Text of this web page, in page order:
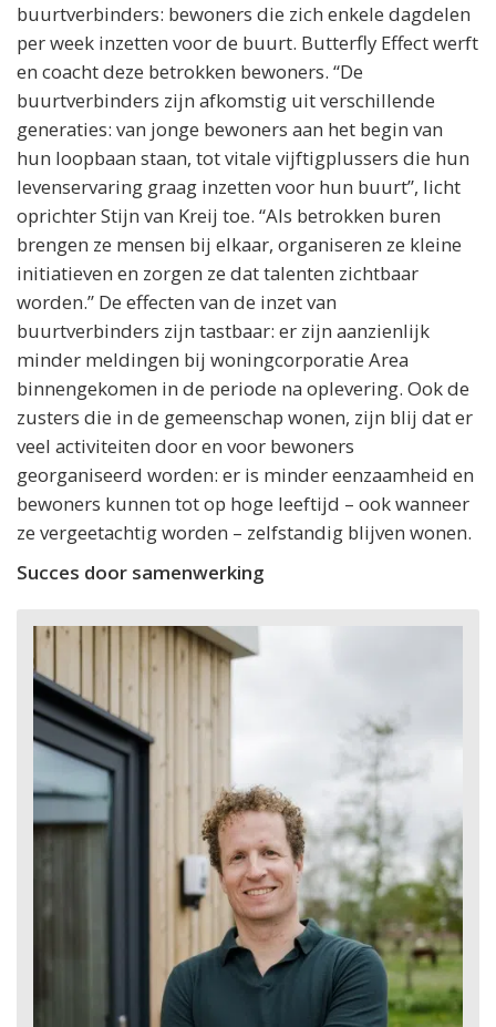
buurtverbinders: bewoners die zich enkele dagdelen
per week inzetten voor de buurt. Butterfly Effect werft
en coacht deze betrokken bewoners. “De
buurtverbinders zijn afkomstig uit verschillende
generaties: van jonge bewoners aan het begin van
hun loopbaan staan, tot vitale vijftigplussers die hun
levenservaring graag inzetten voor hun buurt”, licht
oprichter Stijn van Kreij toe. “Als betrokken buren
brengen ze mensen bij elkaar, organiseren ze kleine
initiatieven en zorgen ze dat talenten zichtbaar
worden.” De effecten van de inzet van
buurtverbinders zijn tastbaar: er zijn aanzienlijk
minder meldingen bij woningcorporatie Area
binnengekomen in de periode na oplevering. Ook de
zusters die in de gemeenschap wonen, zijn blij dat er
veel activiteiten door en voor bewoners
georganiseerd worden: er is minder eenzaamheid en
bewoners kunnen tot op hoge leeftijd – ook wanneer
ze vergeetachtig worden – zelfstandig blijven wonen.
Succes door samenwerking